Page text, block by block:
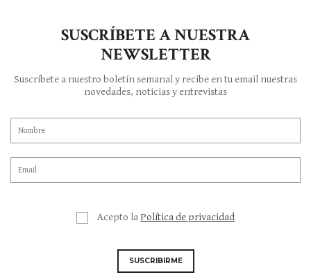
SUSCRÍBETE A NUESTRA
NEWSLETTER
Suscríbete a nuestro boletín semanal y recibe en tu email nuestras
novedades, noticias y entrevistas
Acepto la Política de privacidad
SUSCRIBIRME